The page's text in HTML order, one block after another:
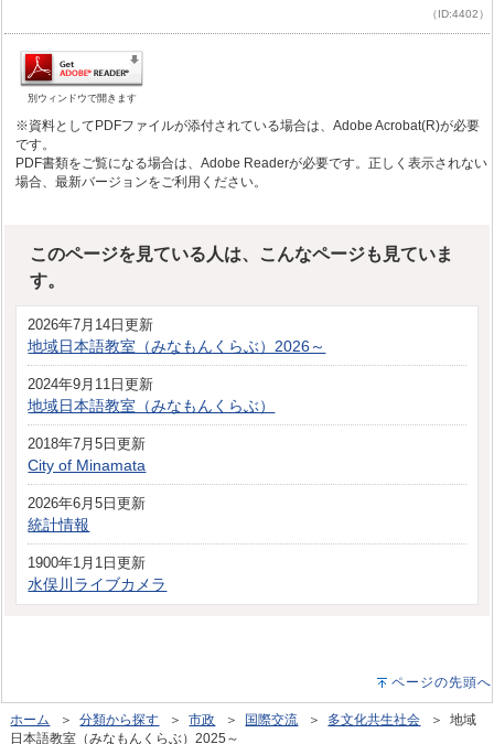
（ID:4402）
別ウィンドウで開きます
※資料としてPDFファイルが添付されている場合は、Adobe Acrobat(R)が必要
です。
PDF書類をご覧になる場合は、Adobe Readerが必要です。正しく表示されない
場合、最新バージョンをご利用ください。
このページを見ている人は、こんなページも見ていま
す。
2026年7月14日更新
地域日本語教室（みなもんくらぶ）2026～
2024年9月11日更新
地域日本語教室（みなもんくらぶ）
2018年7月5日更新
City of Minamata
2026年6月5日更新
統計情報
1900年1月1日更新
水俣川ライブカメラ
ページの先頭へ
ホーム ＞分類から探す ＞市政 ＞ 国際交流 ＞ 多文化共生社会 ＞ 地域
日本語教室（みなもんくらぶ）2025～